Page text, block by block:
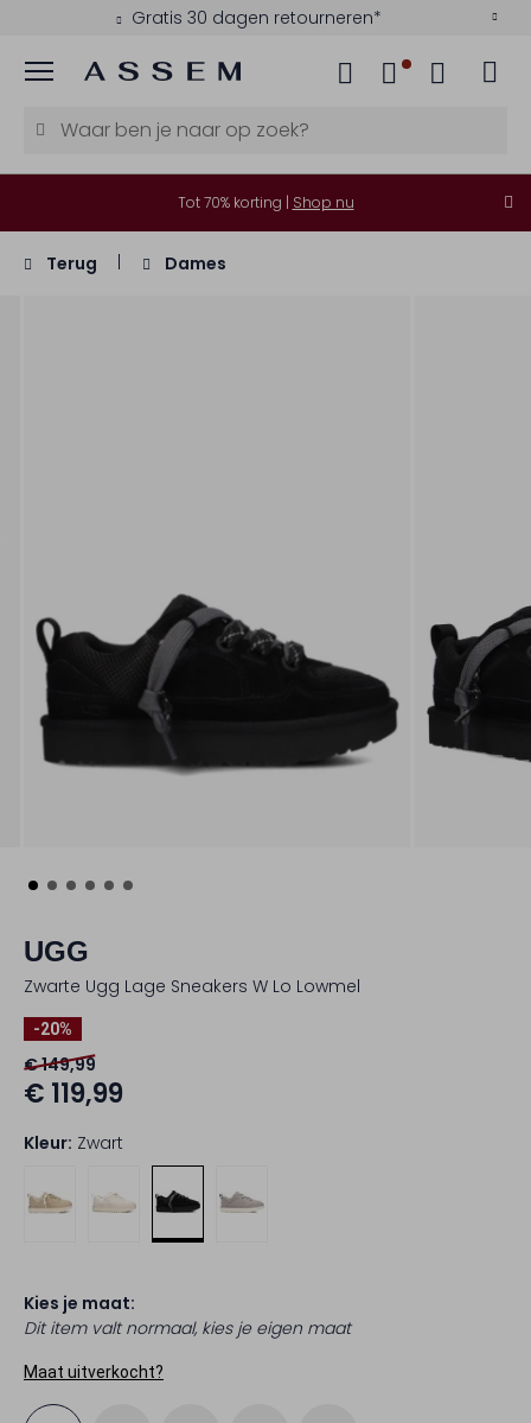
Gratis 30 dagen retourneren*
Menu
Tot 70% korting | Shop nu
Terug Dames
UGG
Zwarte Ugg Lage Sneakers W Lo Lowmel
-20%
€ 149,99
€ 119,99
Kleur: Zwart
Kies je maat:
Dit item valt normaal, kies je eigen maat
Maat uitverkocht?